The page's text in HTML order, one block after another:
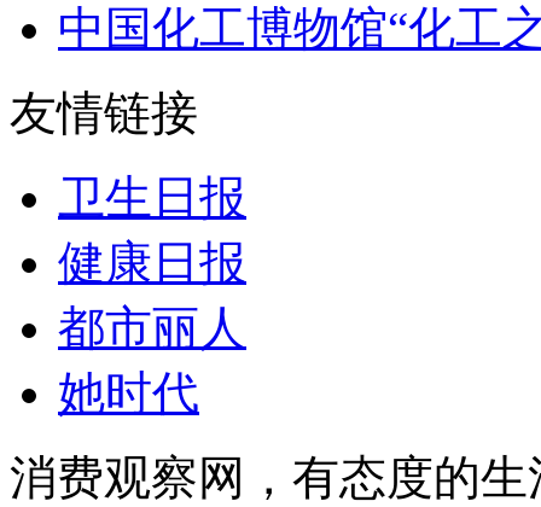
中国化工博物馆“化工
友情链接
卫生日报
健康日报
都市丽人
她时代
消费观察网，有态度的